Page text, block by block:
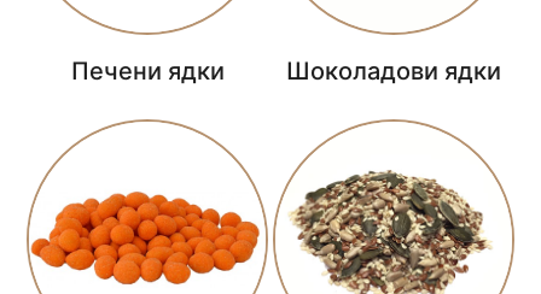
Печени ядки Шоколадови ядки